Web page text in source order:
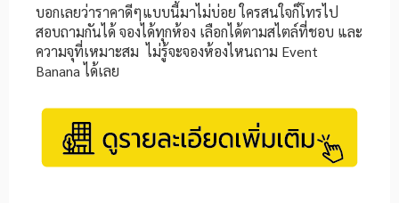
บอกเลยว่าราคาดีๆแบบนี้มาไม่บ่อย ใครสนใจก็โทรไป
สอบถามกันได้ จองได้ทุกห้อง เลือกได้ตามสไตล์ที่ชอบ และ
ความจุที่เหมาะสม ไม่รู้จะจองห้องไหนถาม Event
Banana ได้เลย